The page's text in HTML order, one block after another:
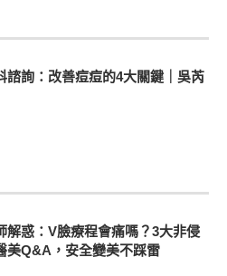
諮詢：改善痘痘的4大關鍵｜吳芮
解惑：V臉療程會痛嗎？3大非侵
美Q&A，安全變美不踩雷